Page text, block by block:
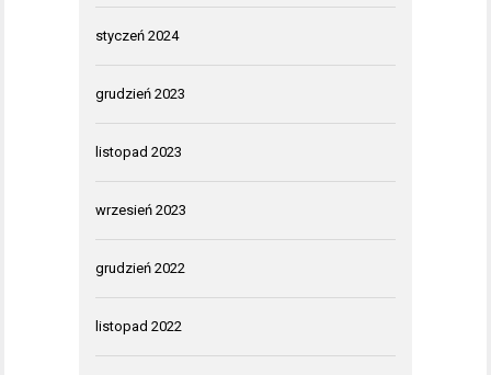
styczeń 2024
grudzień 2023
listopad 2023
wrzesień 2023
grudzień 2022
listopad 2022